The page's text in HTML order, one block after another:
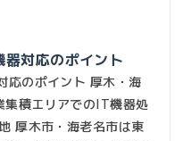
対応のポイント
応のポイント 厚木・海
積エリアでのIT機器処
厚木市・海老名市は東